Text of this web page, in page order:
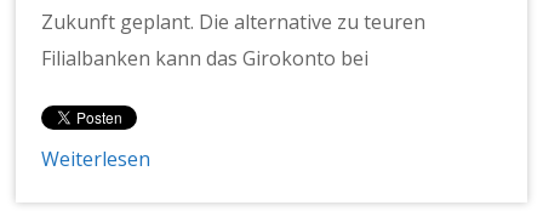
Zukunft geplant. Die alternative zu teuren
Filialbanken kann das Girokonto bei
Weiterlesen